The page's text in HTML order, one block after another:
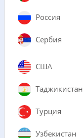
Россия
Сербия
США
Таджикистан
Турция
Узбекистан